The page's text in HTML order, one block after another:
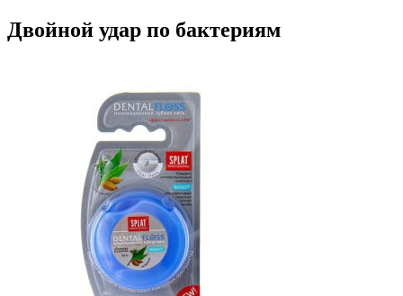
Двойной удар по бактериям